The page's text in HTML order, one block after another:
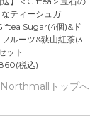
なティーシュガ
Sugar(4個)&ド
フルーツ&狭山紅茶(3
ット
税込)
Northmallトップへ